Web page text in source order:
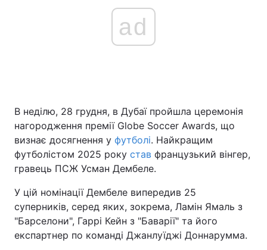
ad
В неділю, 28 грудня, в Дубаї пройшла церемонія
нагородження премії Globe Soccer Awards, що
визнає досягнення у футболі. Найкращим
футболістом 2025 року став французький вінгер,
гравець ПСЖ Усман Дембеле.
У цій номінації Дембеле випередив 25
суперників, серед яких, зокрема, Ламін Ямаль з
"Барселони", Гаррі Кейн з "Баварії" та його
експартнер по команді Джанлуїджі Доннарумма.